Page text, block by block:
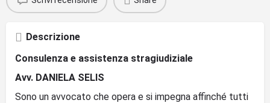
Descrizione
Consulenza e assistenza stragiudiziale
Avv. DANIELA SELIS
Sono un avvocato che opera e si impegna affinché tutti